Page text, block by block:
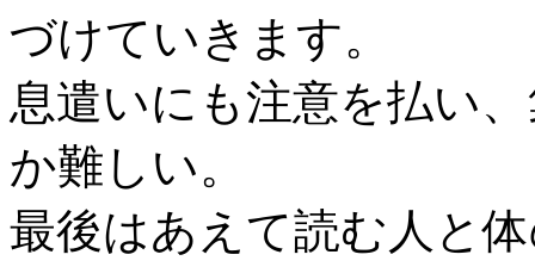
づけていきます。
息遣いにも注意を払い
か難しい。
最後はあえて読む人と